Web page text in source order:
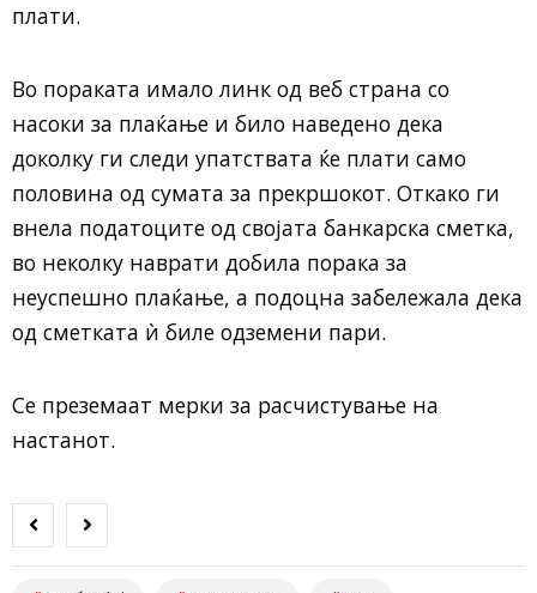
плати.
Во пораката имало линк од веб страна со
насоки за плаќање и било наведено дека
доколку ги следи упатствата ќе плати само
половина од сумата за прекршокот. Откако ги
внела податоците од својата банкарска сметка,
во неколку наврати добила порака за
неуспешно плаќање, а подоцна забележала дека
од сметката ѝ биле одземени пари.
Се преземаат мерки за расчистување на
настанот.